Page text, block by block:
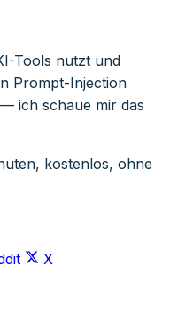
Tools nutzt und
Prompt-Injection
ich schaue mir das
kostenlos, ohne
X